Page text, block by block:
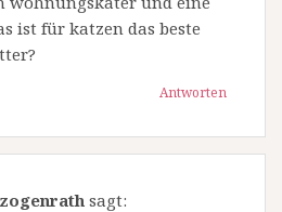
ist für katzen das beste
Antworten
sagt: